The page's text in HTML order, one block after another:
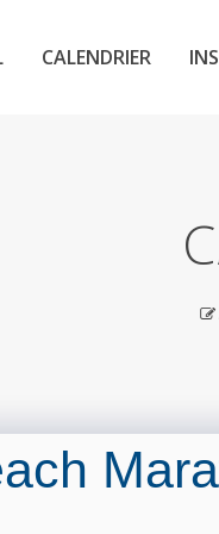
CALENDRIER